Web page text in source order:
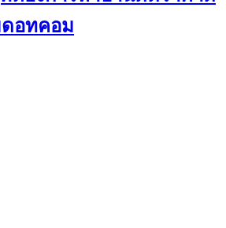
อทคอม